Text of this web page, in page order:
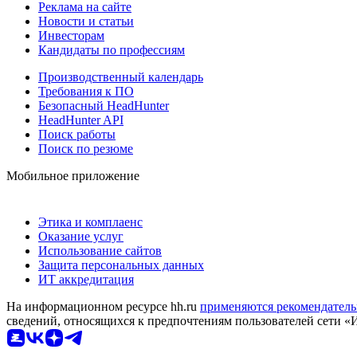
Реклама на сайте
Новости и статьи
Инвесторам
Кандидаты по профессиям
Производственный календарь
Требования к ПО
Безопасный HeadHunter
HeadHunter API
Поиск работы
Поиск по резюме
Мобильное приложение
Этика и комплаенс
Оказание услуг
Использование сайтов
Защита персональных данных
ИТ аккредитация
На информационном ресурсе hh.ru применяются
сведений, относящихся к предпочтениям пользователей сети